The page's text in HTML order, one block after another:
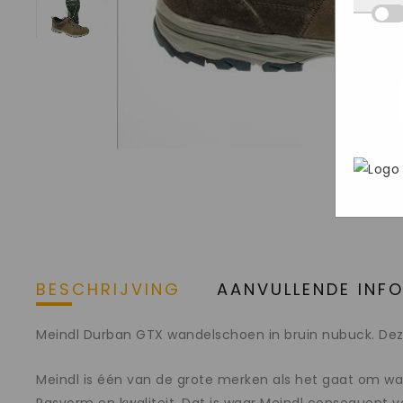
BESCHRIJVING AANVULLENDE
Meindl Durban GTX wandelschoen in bruin nubuck.
Meindl is één van de grote merken als het gaat om
hij
we
In